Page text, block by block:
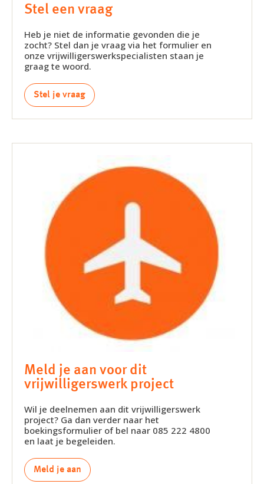
Stel een vraag
Heb je niet de informatie gevonden die je
zocht? Stel dan je vraag via het formulier en
onze vrijwilligerswerkspecialisten staan je
graag te woord.
Stel je vraag
Meld je aan voor dit
vrijwilligerswerk project
Wil je deelnemen aan dit vrijwilligerswerk
project? Ga dan verder naar het
boekingsformulier of bel naar 085 222 4800
en laat je begeleiden.
Meld je aan